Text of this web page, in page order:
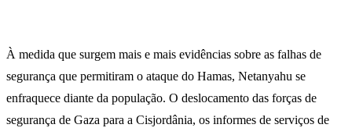
À medida que surgem mais e mais evidências sobre as falhas de
segurança que permitiram o ataque do Hamas, Netanyahu se
enfraquece diante da população. O deslocamento das forças de
segurança de Gaza para a Cisjordânia, os informes de serviços de